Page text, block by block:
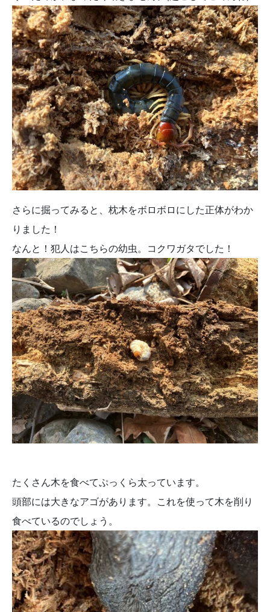
さらに掘ってみると、枕木をボロボロにした正体がわか
りました！
なんと！犯人はこちらの幼虫。コクワガタでした！
たくさん木を食べてぷっくら太っています。
頭部には大きなアゴがあります。これを使って木を削り
食べているのでしょう。